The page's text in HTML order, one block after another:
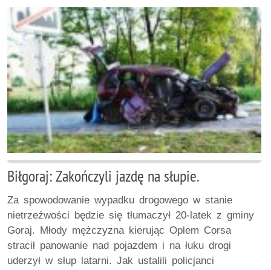
Biłgoraj: Zakończyli jazdę na słupie.
Za spowodowanie wypadku drogowego w stanie
nietrzeźwości będzie się tłumaczył 20-latek z gminy
Goraj. Młody mężczyzna kierując Oplem Corsa
stracił panowanie nad pojazdem i na łuku drogi
uderzył w słup latarni. Jak ustalili policjanci